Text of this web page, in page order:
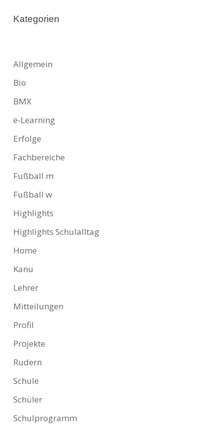
Kategorien
Allgemein
Bio
BMX
e-Learning
Erfolge
Fachbereiche
Fußball m
Fußball w
Highlights
Highlights Schulalltag
Home
Kanu
Lehrer
Mitteilungen
Profil
Projekte
Rudern
Schule
Schüler
Schulprogramm